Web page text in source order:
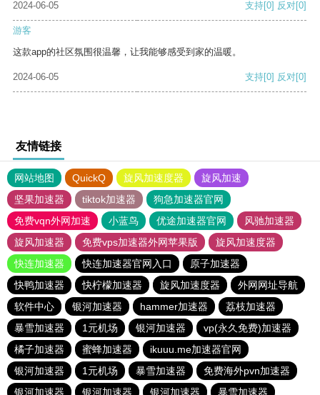
2024-06-05
支持[0] 反对[0]
游客
这款app的社区氛围很温馨，让我能够感受到家的温暖。
2024-06-05 支持[0] 反对[0]
友情链接
网站地图 QuickQ 旋风加速度器
旋风加速
坚果加速器
tiktok加速器
狗急加速器官网
免费vqn外网加速
小蓝鸟 优途加速器官网
风驰加速器
旋风加速器
免费vps加速器外网苹果版
旋风加速度器
快连加速器
快连加速器官网入口
原子加速器
快鸭加速器
快柠檬加速器 旋风加速度器
外网网址导航
软件中心
银河加速器 hammer加速器
荔枝加速器
暴雪加速器
1元机场 银河加速器
vp(永久免费)加速器
橘子加速器
蜜蜂加速器
ikuuu.me加速器官网
银河加速器
1元机场 暴雪加速器
免费海外pvn加速器
银河加速器
银河加速器 银河加速器 暴雪加速器